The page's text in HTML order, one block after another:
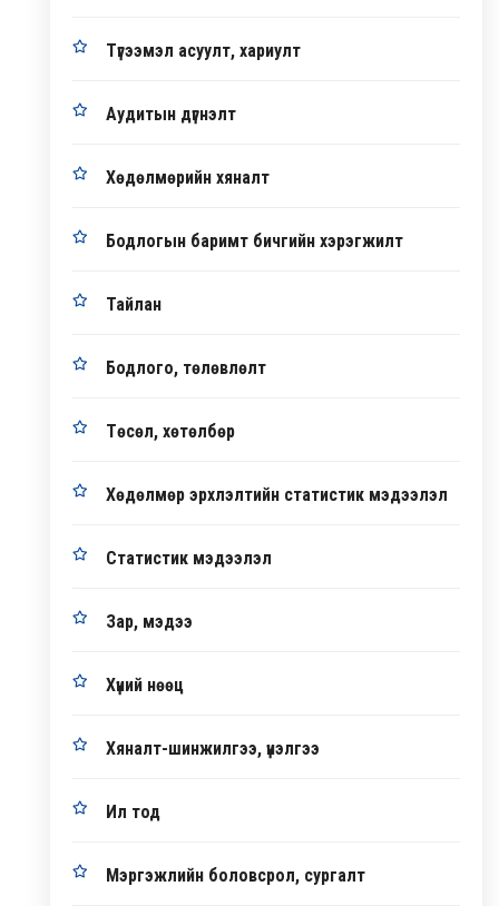
Түгээмэл асуулт, хариулт
Аудитын дүгнэлт
Хөдөлмөрийн хяналт
Бодлогын баримт бичгийн хэрэгжилт
Тайлан
Бодлого, төлөвлөлт
Төсөл, хөтөлбөр
Хөдөлмөр эрхлэлтийн статистик мэдээлэл
Статистик мэдээлэл
Зар, мэдээ
Хүний нөөц
Хяналт-шинжилгээ, үнэлгээ
Ил тод
Мэргэжлийн боловсрол, сургалт